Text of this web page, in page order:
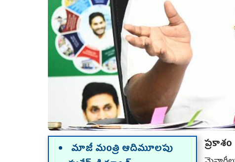
మాజీ మంత్రి ఆదిమూలపు